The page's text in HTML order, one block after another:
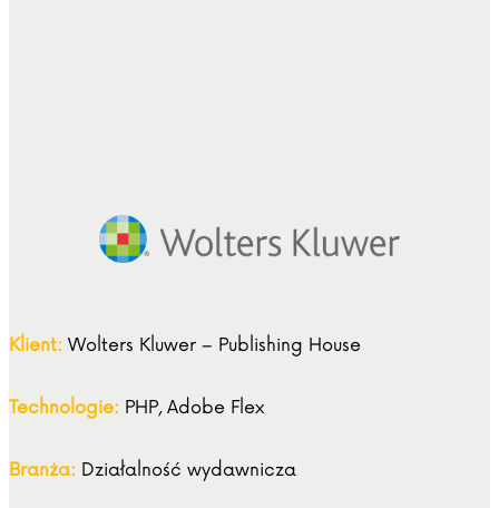
Klient: Wolters Kluwer – Publishing House
Technologie: PHP, Adobe Flex
Branża: Działalność wydawnicza